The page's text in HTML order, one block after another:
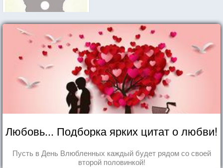
Любовь... Подборка ярких цитат о любви!
Пусть в День Влюбленных каждый будет рядом со своей
второй половинкой!